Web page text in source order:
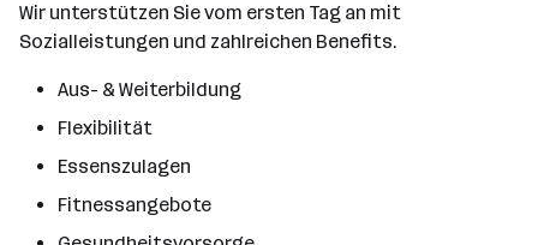
Wir unterstützen Sie vom ersten Tag an mit
Sozialleistungen und zahlreichen Benefits.
Aus- & Weiterbildung
Flexibilität
Essenszulagen
Fitnessangebote